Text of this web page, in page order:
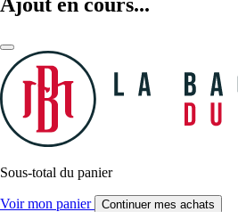
Sous-total du panier
Voir mon panier Continuer mes achats